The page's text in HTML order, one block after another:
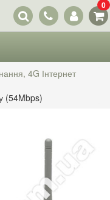
Наші
контакти
0
4G Інтернет
(54Mbps)